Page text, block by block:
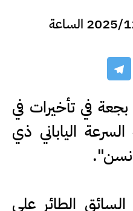
مدار الساعة ـ نشر في 2025/12/03 الساعة
في تأخيرات في
الياباني ذي
الطائر على